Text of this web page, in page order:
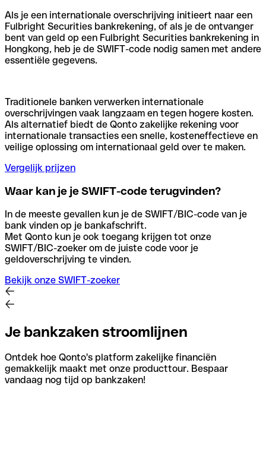
Als je een internationale overschrijving initieert naar een
Fulbright Securities bankrekening, of als je de ontvanger
bent van geld op een Fulbright Securities bankrekening in
Hongkong, heb je de SWIFT-code nodig samen met andere
essentiële gegevens.
Traditionele banken verwerken internationale
overschrijvingen vaak langzaam en tegen hogere kosten.
Als alternatief biedt de Qonto zakelijke rekening voor
internationale transacties een snelle, kosteneffectieve en
veilige oplossing om internationaal geld over te maken.
Vergelijk prijzen
Waar kan je je SWIFT-code terugvinden?
In de meeste gevallen kun je de SWIFT/BIC-code van je
bank vinden op je bankafschrift.
Met Qonto kun je ook toegang krijgen tot onze
SWIFT/BIC-zoeker om de juiste code voor je
geldoverschrijving te vinden.
Bekijk onze SWIFT-zoeker
Je bankzaken stroomlijnen
Ontdek hoe Qonto's platform zakelijke financiën
gemakkelijk maakt met onze producttour. Bespaar
vandaag nog tijd op bankzaken!